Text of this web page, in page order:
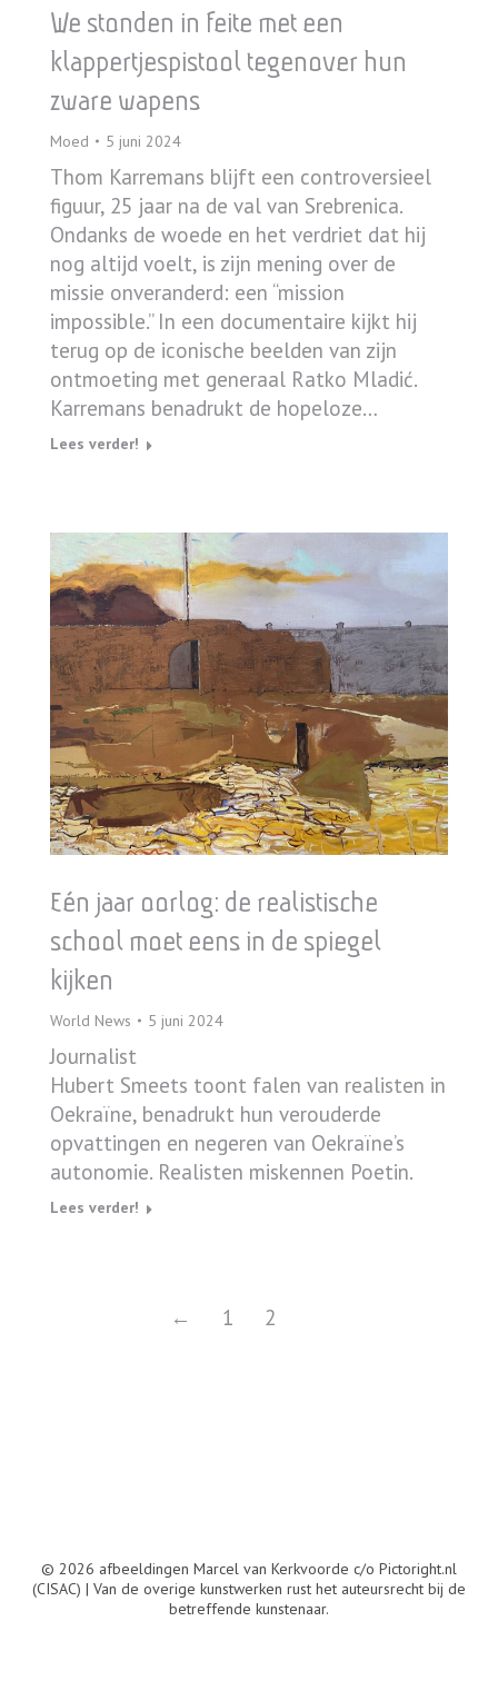
We stonden in feite met een
klappertjespistool tegenover hun
zware wapens
Moed 5 juni 2024
Thom Karremans blijft een controversieel
figuur, 25 jaar na de val van Srebrenica.
Ondanks de woede en het verdriet dat hij
nog altijd voelt, is zijn mening over de
missie onveranderd: een “mission
impossible.” In een documentaire kijkt hij
terug op de iconische beelden van zijn
ontmoeting met generaal Ratko Mladić.
Karremans benadrukt de hopeloze…
Lees verder!
Eén jaar oorlog: de realistische
school moet eens in de spiegel
kijken
World News 5 juni 2024
Journalist
Hubert Smeets toont falen van realisten in
Oekraïne, benadrukt hun verouderde
opvattingen en negeren van Oekraïne’s
autonomie. Realisten miskennen Poetin.
Lees verder!
← 1 2
© 2026 afbeeldingen Marcel van Kerkvoorde c/o Pictoright.nl
(CISAC) | Van de overige kunstwerken rust het auteursrecht bij de
betreffende kunstenaar.